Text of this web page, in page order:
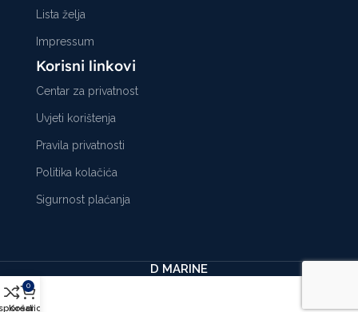
Lista želja
Impressum
Korisni linkovi
Centar za privatnost
Uvjeti korištenja
Pravila privatnosti
Politika kolačića
Sigurnost plaćanja
D MARINE
0
Košarica